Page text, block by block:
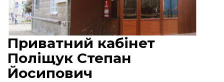
Приватний кабінет
Поліщук Степан
Йосипович